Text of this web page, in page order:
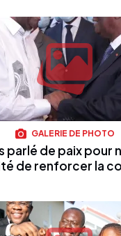
GALERIE DE PHOTO
parlé de paix pour
de renforcer la